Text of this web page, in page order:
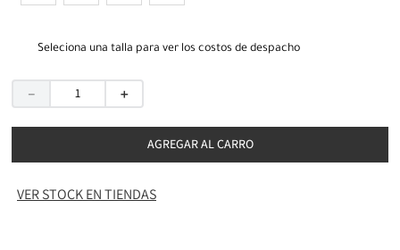
Seleciona una talla para ver los costos de despacho
＋
－
AGREGAR AL CARRO
VER STOCK EN TIENDAS